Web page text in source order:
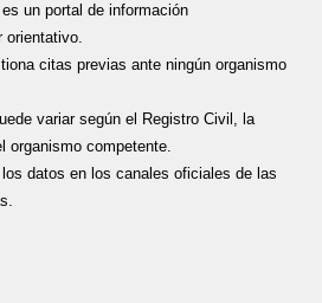
un portal de información
orientativo.
citas previas ante ningún organismo
variar según el Registro Civil, la
organismo competente.
datos en los canales oficiales de las